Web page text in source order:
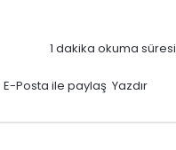
1 dakika okuma süresi
E-Posta ile paylaş Yazdır